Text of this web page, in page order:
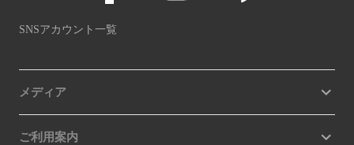
SNSアカウント一覧
メディア
ご利用案内